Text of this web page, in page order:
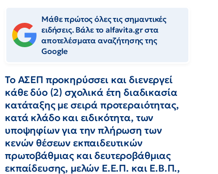
Μάθε πρώτος όλες τις σημαντικές
ειδήσεις. Βάλε το alfavita.gr στα
αποτελέσματα αναζήτησης της
Google
Το ΑΣΕΠ προκηρύσσει και διενεργεί
κάθε δύο (2) σχολικά έτη διαδικασία
κατάταξης με σειρά προτεραιότητας,
κατά κλάδο και ειδικότητα, των
υποψηφίων για την πλήρωση των
κενών θέσεων εκπαιδευτικών
πρωτοβάθμιας και δευτεροβάθμιας
εκπαίδευσης, μελών Ε.Ε.Π. και Ε.Β.Π.,